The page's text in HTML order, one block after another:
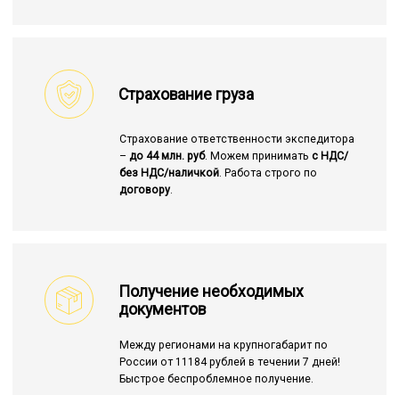
Страхование груза
Страхование ответственности экспедитора
– до 44 млн. руб. Можем принимать с НДС/
без НДС/наличкой. Работа строго по
договору.
Получение необходимых
документов
Между регионами на крупногабарит по
России от 11184 рублей в течении 7 дней!
Быстрое беспроблемное получение.